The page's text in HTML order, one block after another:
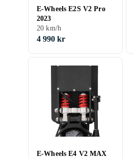
E-Wheels E2S V2 Pro
2023
20 km/h
4 990 kr
E-Wheels E4 V2 MAX